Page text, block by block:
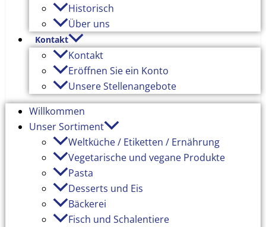
Historisch
Über uns
Kontakt
Kontakt
Eröffnen Sie ein Konto
Unsere Stellenangebote
Willkommen
Unser Sortiment
Weltküche / Etiketten / Ernährung
Vegetarische und vegane Produkte
Pasta
Desserts und Eis
Bäckerei
Fisch und Schalentiere